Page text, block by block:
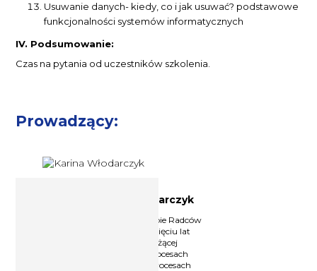
Usuwanie danych- kiedy, co i jak usuwać? podstawowe
funkcjonalności systemów informatycznych
IV. Podsumowanie:
Czas na pytania od uczestników szkolenia.
Prowadzący:
Radca prawny Karina Włodarczyk
Radca prawny przy Okręgowej Izbie Radców
Prawnych we Wrocławiu. Od dziesięciu lat
doradza przedsiębiorcom w ich bieżącej
działalności i skomplikowanych procesach
gospodarczych. Uczestniczyła w procesach